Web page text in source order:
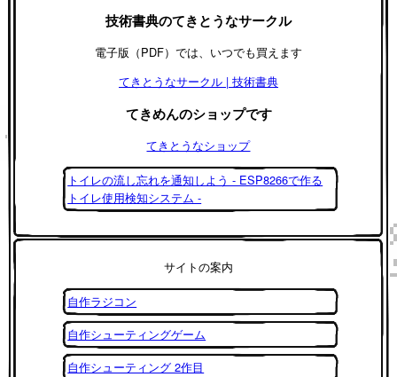
技術書典のてきとうなサークル
電子版（PDF）では、いつでも買えます
てきとうなサークル | 技術書典
てきめんのショップです
てきとうなショップ
トイレの流し忘れを通知しよう - ESP8266で作る
トイレ使用検知システム -
サイトの案内
自作ラジコン
自作シューティングゲーム
自作シューティング 2作目